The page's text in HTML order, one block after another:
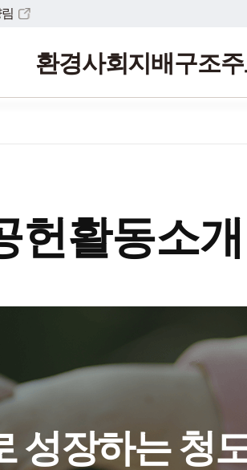
환경사회지배구조
헌활동소개
성장하는 청